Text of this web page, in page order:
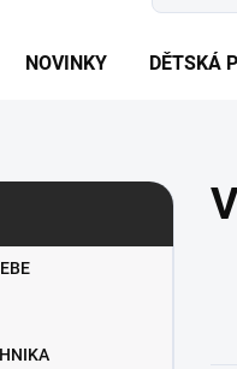
NOVINKY DĚTSKÁ